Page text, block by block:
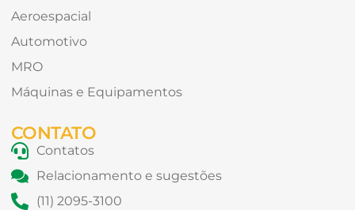
Aeroespacial
Automotivo
MRO
Máquinas e Equipamentos
CONTATO
Contatos
Relacionamento e sugestões
(11) 2095-3100